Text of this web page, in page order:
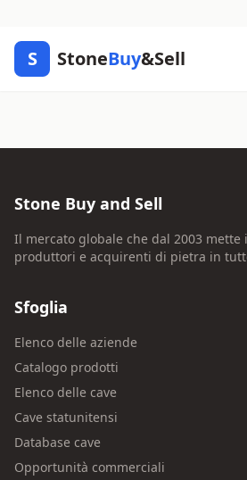
S StoneBuy&Sell
Stone Buy and Sell
Il mercato globale che dal 2003
produttori e acquirenti di pietra in
Sfoglia
Elenco delle aziende
Catalogo prodotti
Elenco delle cave
Cave statunitensi
Database cave
Opportunità commerciali